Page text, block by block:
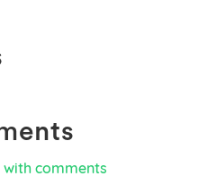
with comments